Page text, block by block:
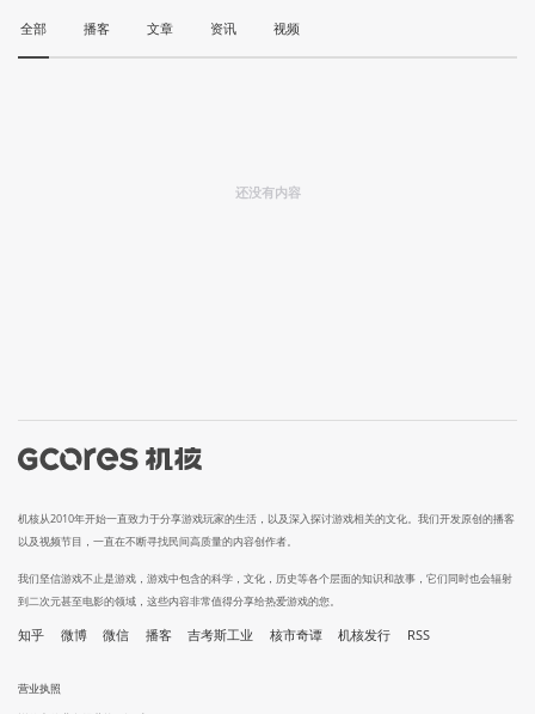
全部 播客 文章 资讯 视频
还没有内容
机核从2010年开始一直致力于分享游戏玩家的生活，以及深入探讨游戏相关的文化。我们开发原创的播客
以及视频节目，一直在不断寻找民间高质量的内容创作者。
我们坚信游戏不止是游戏，游戏中包含的科学，文化，历史等各个层面的知识和故事，它们同时也会辐射
到二次元甚至电影的领域，这些内容非常值得分享给热爱游戏的您。
知乎 微博 微信 播客 吉考斯工业 核市奇谭 机核发行 RSS
营业执照